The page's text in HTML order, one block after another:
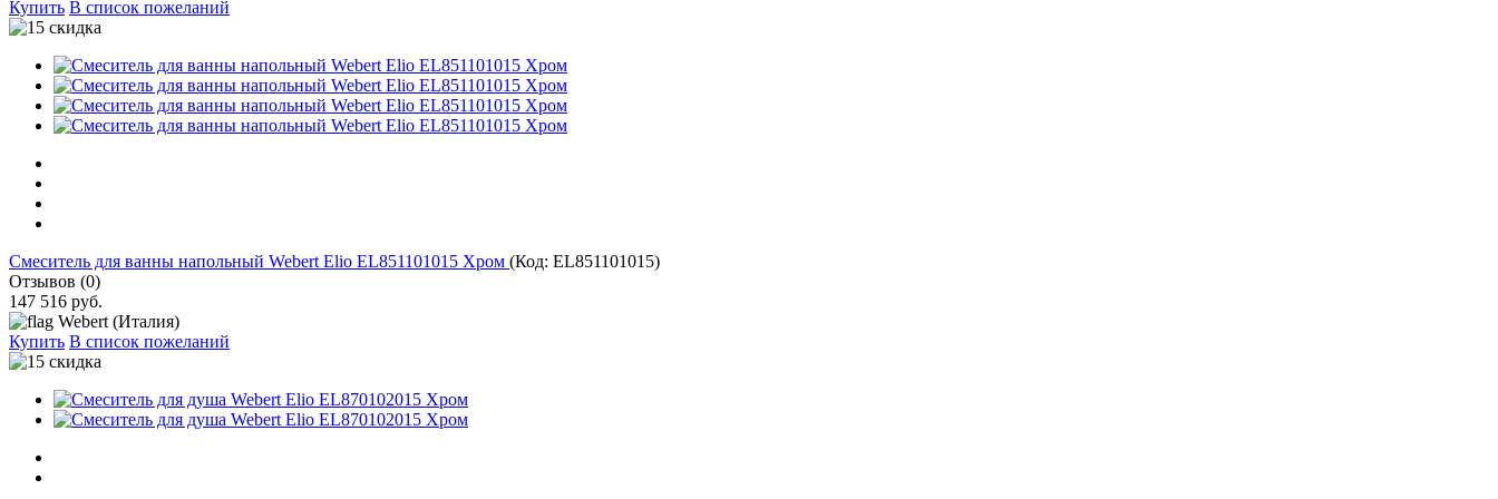
Купить В список пожеланий
Cмеситель для ванны напольный Webert Elio EL851101015 Хром (Код: EL851101015)
Отзывов (0)
147 516 руб.
Webert (Италия)
Купить В список пожеланий